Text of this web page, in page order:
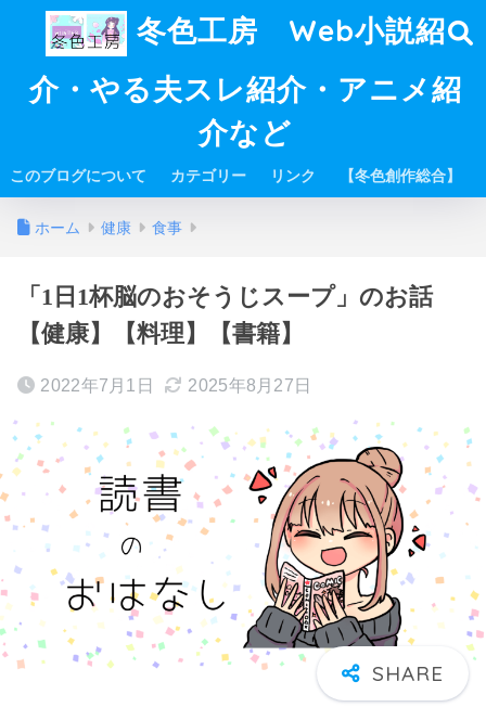
冬色工房 Web小説紹
介・やる夫スレ紹介・アニメ紹
介など
このブログについて カテゴリー リンク 【冬色創作総合】
ホーム 健康 食事
「1日1杯脳のおそうじスープ」のお話
【健康】【料理】【書籍】
2022年7月1日 2025年8月27日